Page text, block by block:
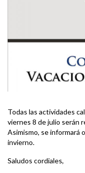
Todas las actividades
viernes 8 de julio serán
Asimismo, se informará
invierno.
Saludos cordiales,